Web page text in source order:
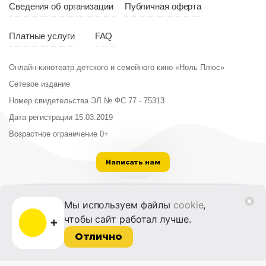
Мы используем файлы cookie,
чтобы сайт работал лучше.
Отлично
Сведения об организации Публичная оферта
Платные услуги FAQ
Онлайн-кинотеатр детского и семейного кино «Ноль Плюс»
Сетевое издание
Номер свидетельства ЭЛ № ФС 77 - 75313
Дата регистрации 15.03.2019
Возрастное ограничение 0+
Написать нам
ООО «Институт развития кино и медиа»
Лицензия на образовательную деятельность
№ Л035-01215-72/00614094 от 30 августа
2022 г.
© 2014-2026 Фонд «Жизнь и Дело»